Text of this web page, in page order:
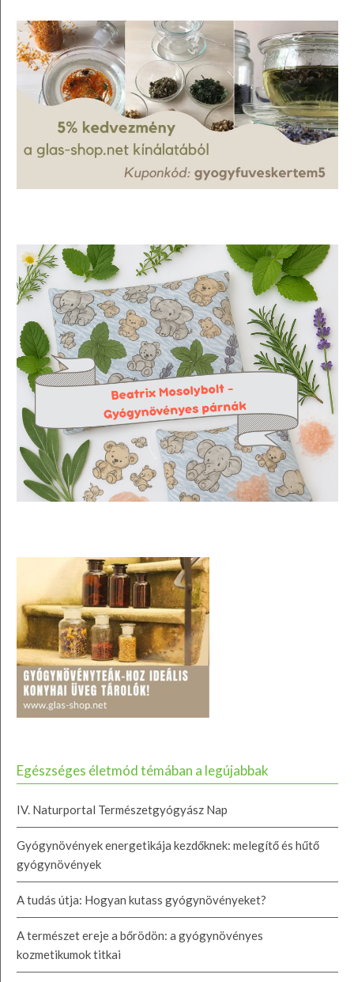
Egészséges életmód témában a legújabbak
IV. Naturportal Természetgyógyász Nap
Gyógynövények energetikája kezdőknek: melegítő és hűtő
gyógynövények
A tudás útja: Hogyan kutass gyógynövényeket?
A természet ereje a bőrödön: a gyógynövényes
kozmetikumok titkai